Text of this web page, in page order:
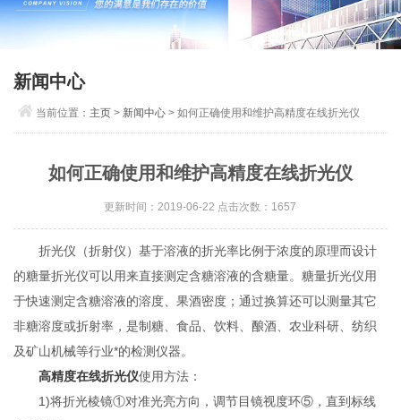
新闻中心
当前位置： 主页 > 新闻中心 > 如何正确使用和维护高精度在线折光仪
如何正确使用和维护高精度在线折光仪
更新时间：2019-06-22 点击次数：1657
折光仪（折射仪）基于溶液的折光率比例于浓度的原理而设计
的糖量折光仪可以用来直接测定含糖溶液的含糖量。糖量折光仪用
于快速测定含糖溶液的溶度、果酒密度；通过换算还可以测量其它
非糖溶度或折射率，是制糖、食品、饮料、酿酒、农业科研、纺织
及矿山机械等行业*的检测仪器。
高精度在线折光仪使用方法：
1)将折光棱镜①对准光亮方向，调节目镜视度环⑤，直到标线